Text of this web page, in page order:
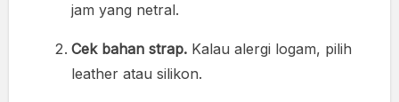
jam yang netral.
Cek bahan strap. Kalau alergi logam, pilih
leather atau silikon.